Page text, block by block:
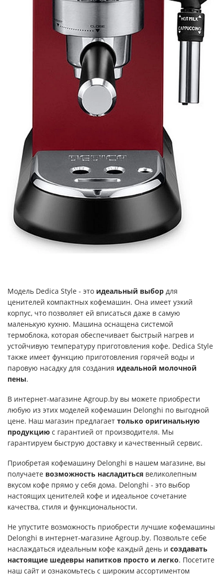
Модель Dedica Style - это идеальный выбор для
ценителей компактных кофемашин. Она имеет узкий
корпус, что позволяет ей вписаться даже в самую
маленькую кухню. Машина оснащена системой
термоблока, которая обеспечивает быстрый нагрев и
устойчивую температуру приготовления кофе. Dedica Style
также имеет функцию приготовления горячей воды и
паровую насадку для создания идеальной молочной
пены.
В интернет-магазине Agroup.by вы можете приобрести
любую из этих моделей кофемашин Delonghi по выгодной
цене. Наш магазин предлагает только оригинальную
продукцию с гарантией от производителя. Мы
гарантируем быструю доставку и качественный сервис.
Приобретая кофемашину Delonghi в нашем магазине, вы
получаете возможность насладиться великолепным
вкусом кофе прямо у себя дома. Delonghi - это выбор
настоящих ценителей кофе и идеальное сочетание
качества, стиля и функциональности.
Не упустите возможность приобрести лучшие кофемашины
Delonghi в интернет-магазине Agroup.by. Позвольте себе
наслаждаться идеальным кофе каждый день и создавать
настоящие шедевры напитков просто и легко. Посетите
наш сайт и ознакомьтесь с широким ассортиментом